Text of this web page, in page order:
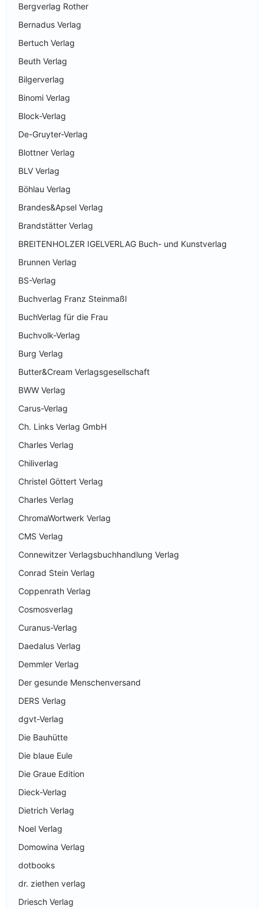
Bergverlag Rother
Bernadus Verlag
Bertuch Verlag
Beuth Verlag
Bilgerverlag
Binomi Verlag
Block-Verlag
De-Gruyter-Verlag
Blottner Verlag
BLV Verlag
Böhlau Verlag
Brandes&Apsel Verlag
Brandstätter Verlag
BREITENHOLZER IGELVERLAG Buch- und Kunstverlag
Brunnen Verlag
BS-Verlag
Buchverlag Franz Steinmaßl
BuchVerlag für die Frau
Buchvolk-Verlag
Burg Verlag
Butter&Cream Verlagsgesellschaft
BWW Verlag
Carus-Verlag
Ch. Links Verlag GmbH
Charles Verlag
Chiliverlag
Christel Göttert Verlag
Charles Verlag
ChromaWortwerk Verlag
CMS Verlag
Connewitzer Verlagsbuchhandlung Verlag
Conrad Stein Verlag
Coppenrath Verlag
Cosmosverlag
Curanus-Verlag
Daedalus Verlag
Demmler Verlag
Der gesunde Menschenversand
DERS Verlag
dgvt-Verlag
Die Bauhütte
Die blaue Eule
Die Graue Edition
Dieck-Verlag
Dietrich Verlag
Noel Verlag
Domowina Verlag
dotbooks
dr. ziethen verlag
Driesch Verlag